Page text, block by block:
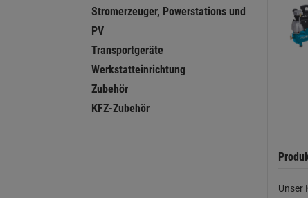
Stromerzeuger, Powerstations und
PV
Transportgeräte
Werkstatteinrichtung
Zubehör
KFZ-Zubehör
Unser